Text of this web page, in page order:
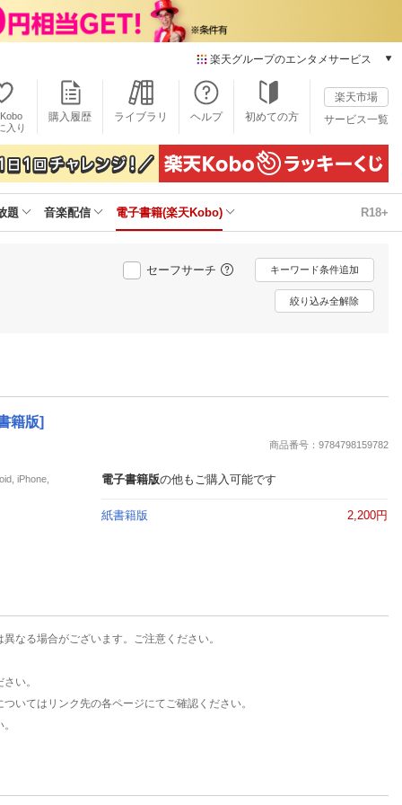
楽天グループのエンタメサービス
本/ゲーム/CD/DVD
楽天ブックス
電子書籍
楽天Kobo
雑誌読み放題
楽天ミュージック
動画配信
楽天TV
動画配信ガイド
推し楽
入り
購入履歴 ライブラリ ヘルプ 初めての方
楽天市場
サービス一覧
題 音楽配信 電子書籍(楽天Kobo) R18+
セーフサーチ キーワード条件追加
絞り込み全解除
籍版]
商品番号：9784798159782
iPhone,
電子書籍版の他もご購入可能です
紙書籍版 2,200円
なる場合がございます。ご注意ください。
い。
いてはリンク先の各ページにてご確認ください。